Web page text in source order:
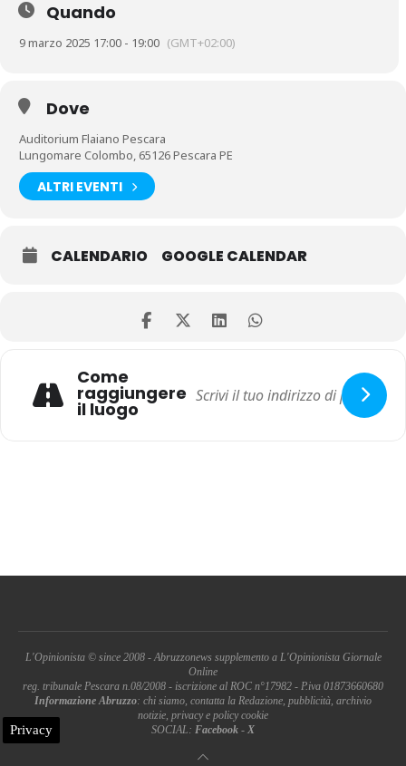
Quando
9 marzo 2025 17:00 - 19:00 (GMT+02:00)
Dove
Auditorium Flaiano Pescara
Lungomare Colombo, 65126 Pescara PE
ALTRI EVENTI
CALENDARIO GOOGLE CALENDAR
Come
raggiungere
il luogo
L'Opinionista © since 2008 - Abruzzonews supplemento a L'Opinionista Giornale
Online
reg. tribunale Pescara n.08/2008 - iscrizione al ROC n°17982 - P.iva 01873660680
Informazione Abruzzo: chi siamo, contatta la Redazione, pubblicità, archivio
notizie, privacy e policy cookie
SOCIAL: Facebook - X
Privacy